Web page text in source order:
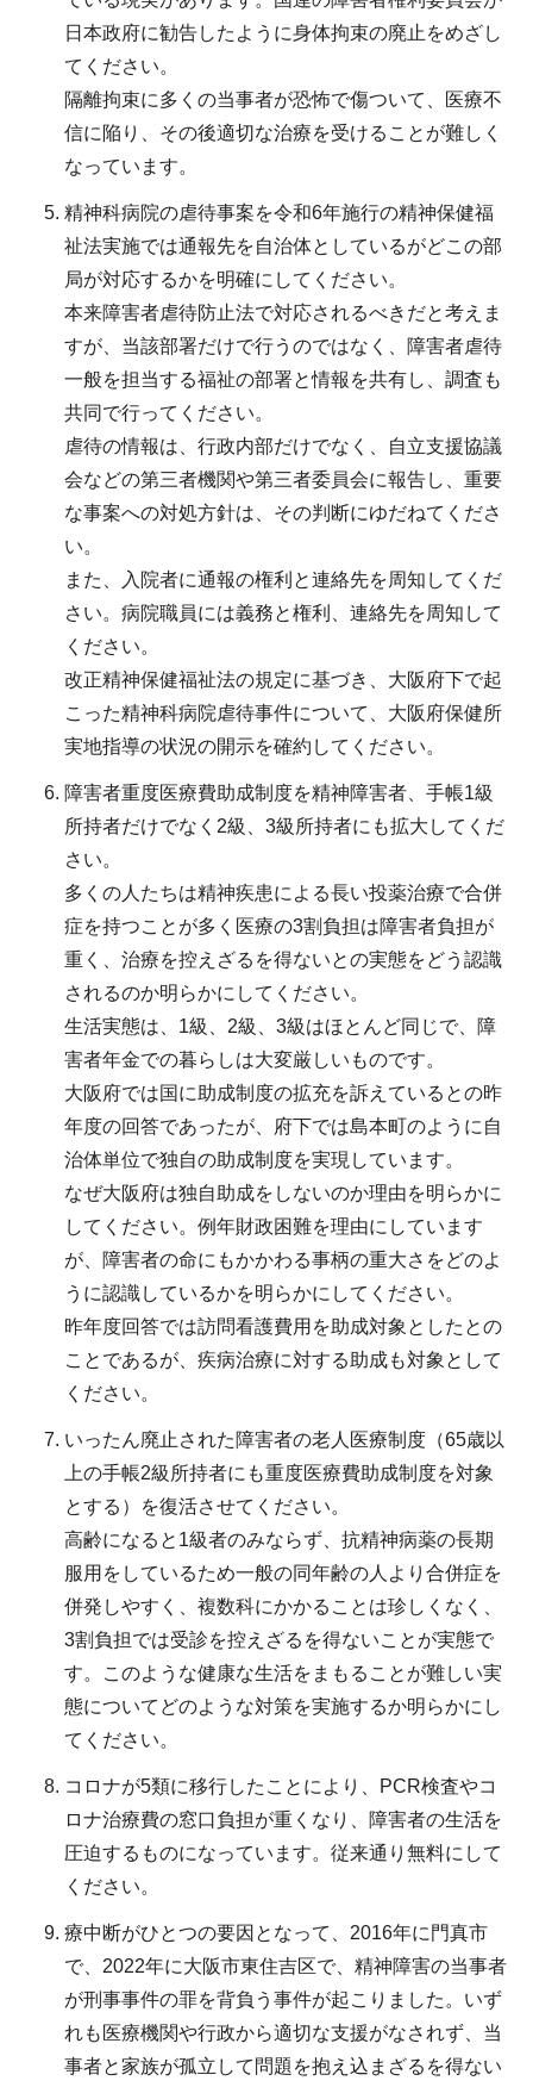
日本政府に勧告したように身体拘束の廃止をめざし
てください。
隔離拘束に多くの当事者が恐怖で傷ついて、医療不
信に陥り、その後適切な治療を受けることが難しく
なっています。
精神科病院の虐待事案を令和6年施行の精神保健福
祉法実施では通報先を自治体としているがどこの部
局が対応するかを明確にしてください。
本来障害者虐待防止法で対応されるべきだと考えま
すが、当該部署だけで行うのではなく、障害者虐待
一般を担当する福祉の部署と情報を共有し、調査も
共同で行ってください。
虐待の情報は、行政内部だけでなく、自立支援協議
会などの第三者機関や第三者委員会に報告し、重要
な事案への対処方針は、その判断にゆだねてくださ
い。
また、入院者に通報の権利と連絡先を周知してくだ
さい。病院職員には義務と権利、連絡先を周知して
ください。
改正精神保健福祉法の規定に基づき、大阪府下で起
こった精神科病院虐待事件について、大阪府保健所
実地指導の状況の開示を確約してください。
障害者重度医療費助成制度を精神障害者、手帳1級
所持者だけでなく2級、3級所持者にも拡大してくだ
さい。
多くの人たちは精神疾患による長い投薬治療で合併
症を持つことが多く医療の3割負担は障害者負担が
重く、治療を控えざるを得ないとの実態をどう認識
されるのか明らかにしてください。
生活実態は、1級、2級、3級はほとんど同じで、障
害者年金での暮らしは大変厳しいものです。
大阪府では国に助成制度の拡充を訴えているとの昨
年度の回答であったが、府下では島本町のように自
治体単位で独自の助成制度を実現しています。
なぜ大阪府は独自助成をしないのか理由を明らかに
してください。例年財政困難を理由にしています
が、障害者の命にもかかわる事柄の重大さをどのよ
うに認識しているかを明らかにしてください。
昨年度回答では訪問看護費用を助成対象としたとの
ことであるが、疾病治療に対する助成も対象として
ください。
いったん廃止された障害者の老人医療制度（65歳以
上の手帳2級所持者にも重度医療費助成制度を対象
とする）を復活させてください。
高齢になると1級者のみならず、抗精神病薬の長期
服用をしているため一般の同年齢の人より合併症を
併発しやすく、複数科にかかることは珍しくなく、
3割負担では受診を控えざるを得ないことが実態で
す。このような健康な生活をまもることが難しい実
態についてどのような対策を実施するか明らかにし
てください。
コロナが5類に移行したことにより、PCR検査やコ
ロナ治療費の窓口負担が重くなり、障害者の生活を
圧迫するものになっています。従来通り無料にして
ください。
療中断がひとつの要因となって、2016年に門真市
で、2022年に大阪市東住吉区で、精神障害の当事者
が刑事事件の罪を背負う事件が起こりました。いず
れも医療機関や行政から適切な支援がなされず、当
事者と家族が孤立して問題を抱え込まざるを得ない